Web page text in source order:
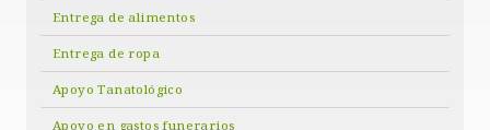
Entrega de alimentos
Entrega de ropa
Apoyo Tanatológico
Apoyo en gastos funerarios